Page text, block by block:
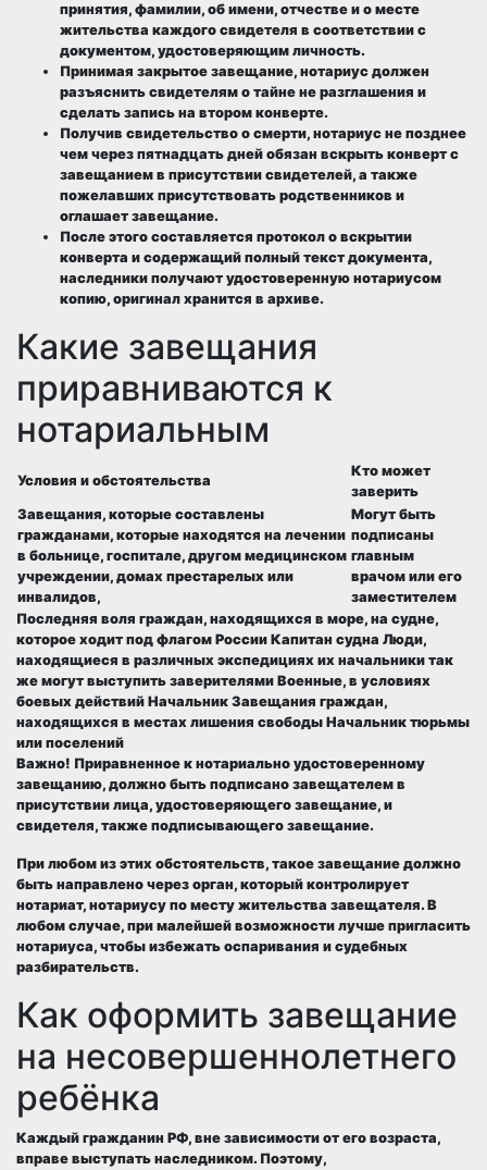
принятия, фамилии, об имени, отчестве и о месте
жительства каждого свидетеля в соответствии с
документом, удостоверяющим личность.
Принимая закрытое завещание, нотариус должен
разъяснить свидетелям о тайне не разглашения и
сделать запись на втором конверте.
Получив свидетельство о смерти, нотариус не позднее
чем через пятнадцать дней обязан вскрыть конверт с
завещанием в присутствии свидетелей, а также
пожелавших присутствовать родственников и
оглашает завещание.
После этого составляется протокол о вскрытии
конверта и содержащий полный текст документа,
наследники получают удостоверенную нотариусом
копию, оригинал хранится в архиве.
Какие завещания
приравниваются к
нотариальным
Условия и обстоятельства
Кто может
заверить
Завещания, которые составлены
гражданами, которые находятся на лечении
в больнице, госпитале, другом медицинском
учреждении, домах престарелых или
инвалидов,
Могут быть
подписаны
главным
врачом или его
заместителем
Последняя воля граждан, находящихся в море, на судне,
которое ходит под флагом России Капитан судна Люди,
находящиеся в различных экспедициях их начальники так
же могут выступить заверителями Военные, в условиях
боевых действий Начальник Завещания граждан,
находящихся в местах лишения свободы Начальник тюрьмы
или поселений
Важно! Приравненное к нотариально удостоверенному
завещанию, должно быть подписано завещателем в
присутствии лица, удостоверяющего завещание, и
свидетеля, также подписывающего завещание.
При любом из этих обстоятельств, такое завещание должно
быть направлено через орган, который контролирует
нотариат, нотариусу по месту жительства завещателя. В
любом случае, при малейшей возможности лучше пригласить
нотариуса, чтобы избежать оспаривания и судебных
разбирательств.
Как оформить завещание
на несовершеннолетнего
ребёнка
Каждый гражданин РФ, вне зависимости от его возраста,
вправе выступать наследником. Поэтому,